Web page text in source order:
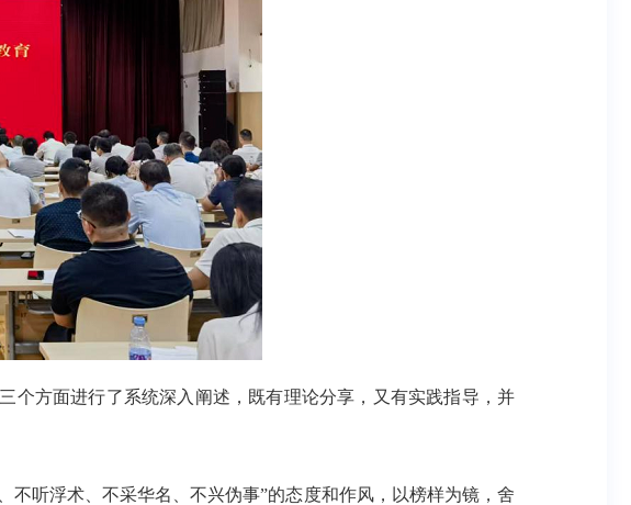
个方面进行了系统深入阐述，既有理论分享，又有实践指导，并
不听浮术、不采华名、不兴伪事”的态度和作风，以榜样为镜，舍